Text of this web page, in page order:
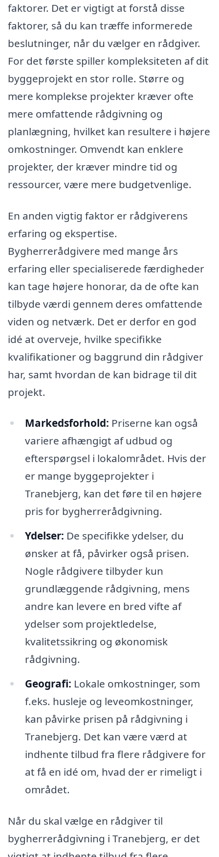
faktorer. Det er vigtigt at forstå disse
faktorer, så du kan træffe informerede
beslutninger, når du vælger en rådgiver.
For det første spiller kompleksiteten af dit
byggeprojekt en stor rolle. Større og
mere komplekse projekter kræver ofte
mere omfattende rådgivning og
planlægning, hvilket kan resultere i højere
omkostninger. Omvendt kan enklere
projekter, der kræver mindre tid og
ressourcer, være mere budgetvenlige.
En anden vigtig faktor er rådgiverens
erfaring og ekspertise.
Bygherrerådgivere med mange års
erfaring eller specialiserede færdigheder
kan tage højere honorar, da de ofte kan
tilbyde værdi gennem deres omfattende
viden og netværk. Det er derfor en god
idé at overveje, hvilke specifikke
kvalifikationer og baggrund din rådgiver
har, samt hvordan de kan bidrage til dit
projekt.
Markedsforhold: Priserne kan også
variere afhængigt af udbud og
efterspørgsel i lokalområdet. Hvis der
er mange byggeprojekter i
Tranebjerg, kan det føre til en højere
pris for bygherrerådgivning.
Ydelser: De specifikke ydelser, du
ønsker at få, påvirker også prisen.
Nogle rådgivere tilbyder kun
grundlæggende rådgivning, mens
andre kan levere en bred vifte af
ydelser som projektledelse,
kvalitetssikring og økonomisk
rådgivning.
Geografi: Lokale omkostninger, som
f.eks. husleje og leveomkostninger,
kan påvirke prisen på rådgivning i
Tranebjerg. Det kan være værd at
indhente tilbud fra flere rådgivere for
at få en idé om, hvad der er rimeligt i
området.
Når du skal vælge en rådgiver til
bygherrerådgivning i Tranebjerg, er det